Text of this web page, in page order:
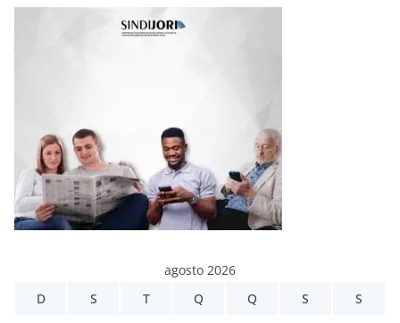
agosto 2026
D
S T Q Q S S